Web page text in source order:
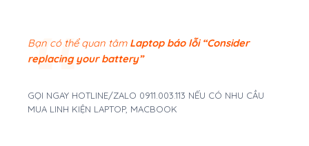
Bạn có thể quan tâm Laptop báo lỗi “Consider
replacing your battery”
GỌI NGAY HOTLINE/ZALO 0911.003.113 NẾU CÓ NHU CẦU
MUA LINH KIỆN LAPTOP, MACBOOK